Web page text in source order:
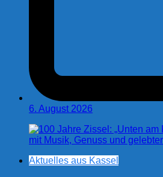
6. August 2026
Aktuelles aus Kassel